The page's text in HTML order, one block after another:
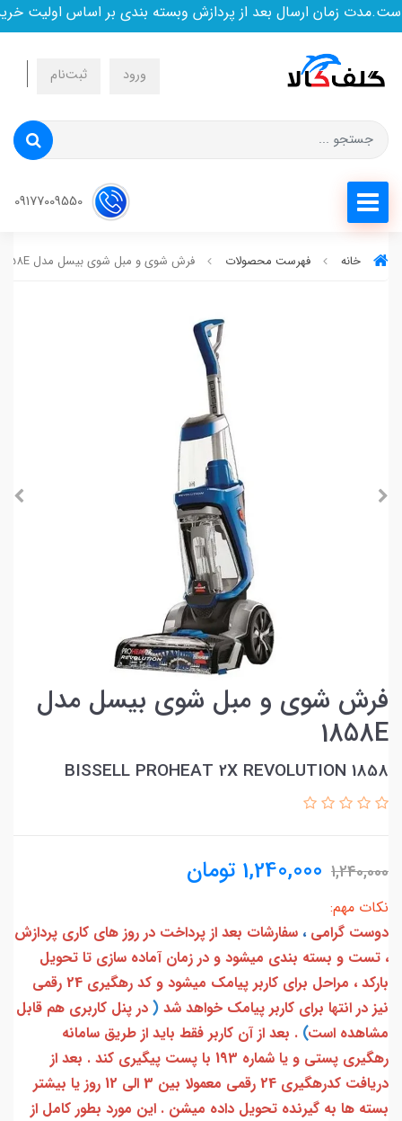
زمان ارسال بعد از پردازش وبسته بندی بر اساس اولیت خرید
ورود ثبت‌نام
خانه فهرست محصولات فرش شوی و مبل شوی بیسل مدل 1858E
فرش شوی و مبل شوی بیسل مدل
1858E
BISSELL PROHEAT 2X REVOLUTION 1858
1,240,000
1,240,000 تومان
نکات مهم:
دوست گرامی ، سفارشات بعد از پرداخت در روز های کاری پردازش
، تست و بسته بندی میشود و در زمان آماده سازی تا تحویل
بارکد ، مراحل برای کاربر پیامک میشود و کد رهگیری 24 رقمی
نیز در انتها برای کاربر پیامک خواهد شد ( در پنل کاربری هم قابل
مشاهده است) . بعد از آن کاربر فقط باید از طریق سامانه
رهگیری پستی و یا شماره 193 با پست پیگیری کند . بعد از
دریافت کدرهگیری 24 رقمی معمولا بین 3 الی 12 روز یا بیشتر
بسته ها به گیرنده تحویل داده میشن . این مورد بطور کامل از